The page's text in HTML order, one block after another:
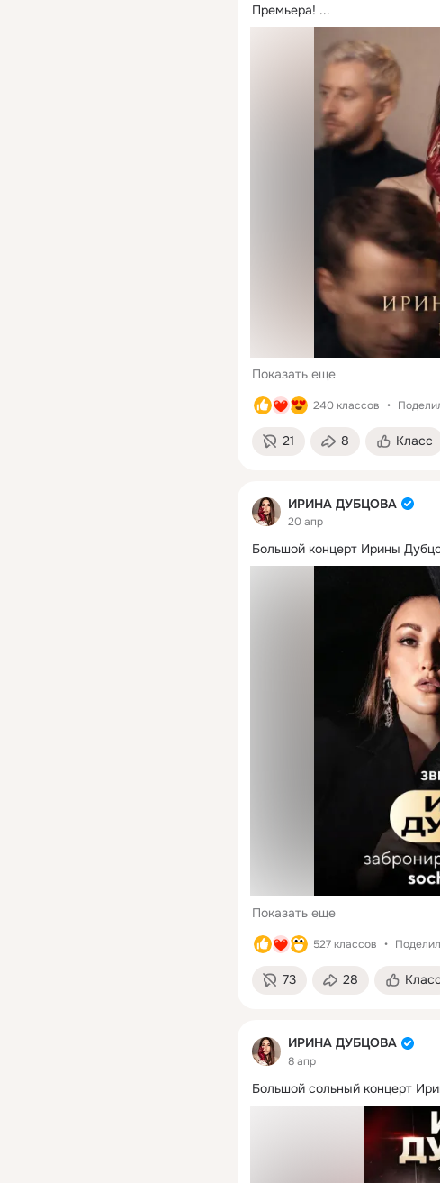
Премьера! ...
Показать еще
240 классов
21 8 Класс
ИРИНА ДУБЦОВА
20 апр
Большой концерт Ирины
Показать еще
527 классов
73 28 Класс
ИРИНА ДУБЦОВА
8 апр
Большой сольный концерт